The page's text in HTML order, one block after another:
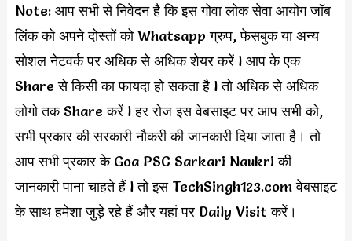
Note: आप सभी से निवेदन है कि इस गोवा लोक सेवा आयोग जॉब
लिंक को अपने दोस्तों को Whatsapp ग्रुप, फेसबुक या अन्य
सोशल नेटवर्क पर अधिक से अधिक शेयर करें l आप के एक
Share से किसी का फायदा हो सकता है l तो अधिक से अधिक
लोगो तक Share करें l हर रोज इस वेबसाइट पर आप सभी को,
सभी प्रकार की सरकारी नौकरी की जानकारी दिया जाता है। तो
आप सभी प्रकार के Goa PSC Sarkari Naukri की
जानकारी पाना चाहते हैं l तो इस TechSingh123.com वेबसाइट
के साथ हमेशा जुड़े रहे हैं और यहां पर Daily Visit करें।